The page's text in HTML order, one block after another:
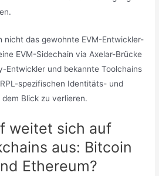
nicht das gewohnte EVM-Entwickler-
EVM-Sidechain via Axelar-Brücke
Entwickler und bekannte Toolchains
spezifischen Identitäts- und
Blick zu verlieren.
weitet sich auf
aus: Bitcoin
Ethereum?